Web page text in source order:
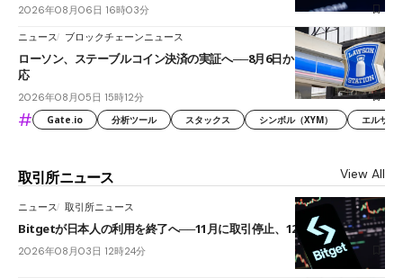
2026年08月06日 16時03分
ニュース ブロックチェーンニュース
ローソン、ステーブルコイン決済の実証へ──8月6日からJPYCやUSDC対
応
2026年08月05日 15時12分
# Gate.io 分析ツール スタックス シンボル（XYM） エルサル
取引所ニュース View All
ニュース 取引所ニュース
Bitgetが日本人の利用を終了へ──11月に取引停止、12月末に強制決済
2026年08月03日 12時24分